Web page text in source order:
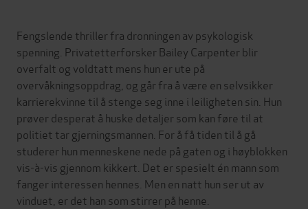
Fengslende thriller fra dronningen av psykologisk
spenning. Privatetterforsker Bailey Carpenter blir
overfalt og voldtatt mens hun er ute på
overvåkningsoppdrag, og går fra å være en selvsikker
karrierekvinne til å stenge seg inne i leiligheten sin. Hun
prøver desperat å huske detaljer som kan føre til at
politiet tar gjerningsmannen. For å få tiden til å gå
studerer hun menneskene nede på gaten og i høyblokken
vis-à-vis gjennom kikkert. Det er spesielt én mann som
fanger interessen hennes. Men en natt hun ser ut av
vinduet, er det han som stirrer på henne.